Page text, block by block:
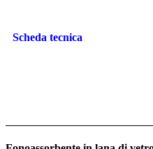
Scheda tecnica